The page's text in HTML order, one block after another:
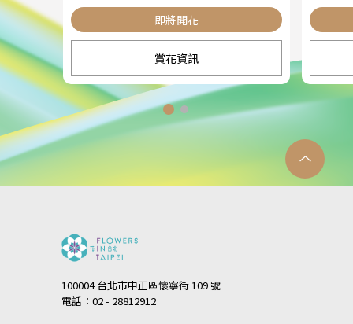
賞花資訊
100004 台北市中正區懷寧街 109 號
電話：02 - 28812912